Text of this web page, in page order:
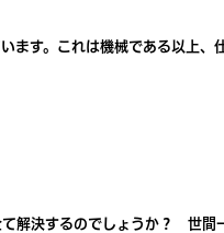
ます。これは機械である以上、
解決するのでしょうか？ 世間